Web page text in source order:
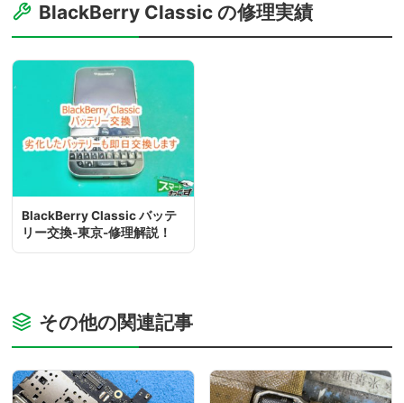
BlackBerry Classic の修理実績
BlackBerry Classic バッテ
リー交換-東京-修理解説！
その他の関連記事